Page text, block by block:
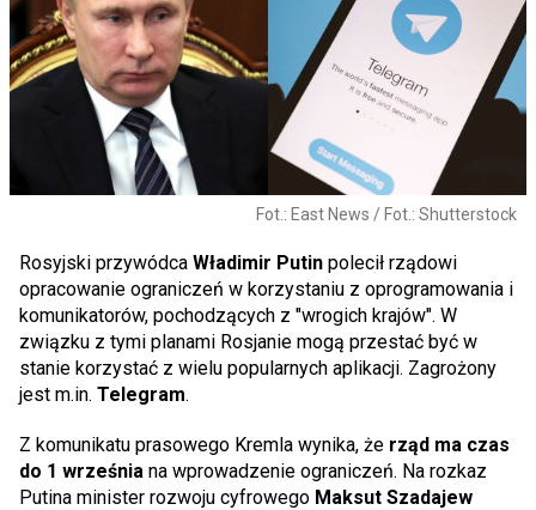
Fot.: East News / Fot.: Shutterstock
Rosyjski przywódca Władimir Putin polecił rządowi
opracowanie ograniczeń w korzystaniu z oprogramowania i
komunikatorów, pochodzących z "wrogich krajów". W
związku z tymi planami Rosjanie mogą przestać być w
stanie korzystać z wielu popularnych aplikacji. Zagrożony
jest m.in. Telegram.
Z komunikatu prasowego Kremla wynika, że rząd ma czas
do 1 września na wprowadzenie ograniczeń. Na rozkaz
Putina minister rozwoju cyfrowego Maksut Szadajew